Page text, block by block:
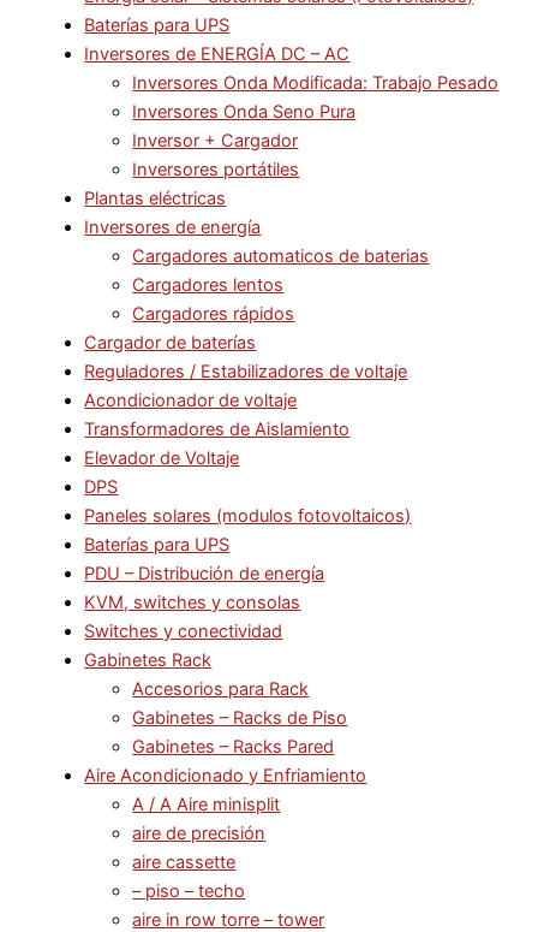
Baterías para UPS
Inversores de ENERGÍA DC – AC
Inversores Onda Modificada: Trabajo Pesado
Inversores Onda Seno Pura
Inversor + Cargador
Inversores portátiles
Plantas eléctricas
Inversores de energía
Cargadores automaticos de baterias
Cargadores lentos
Cargadores rápidos
Cargador de baterías
Reguladores / Estabilizadores de voltaje
Acondicionador de voltaje
Transformadores de Aislamiento
Elevador de Voltaje
DPS
Paneles solares (modulos fotovoltaicos)
Baterías para UPS
PDU – Distribución de energía
KVM, switches y consolas
Switches y conectividad
Gabinetes Rack
Accesorios para Rack
Gabinetes – Racks de Piso
Gabinetes – Racks Pared
Aire Acondicionado y Enfriamiento
A / A Aire minisplit
aire de precisión
aire cassette
– piso – techo
aire in row torre – tower